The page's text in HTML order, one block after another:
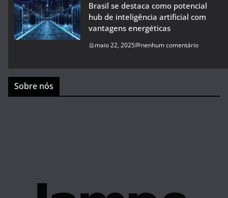
Brasil se destaca como potencial
hub de inteligência artificial com
vantagens energéticas
maio 22, 2025 nenhum comentário
Sobre nós